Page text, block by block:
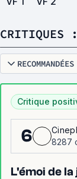
CRITIQUES
RECOMMANDÉES
Critique
6
8287
L'émoi de